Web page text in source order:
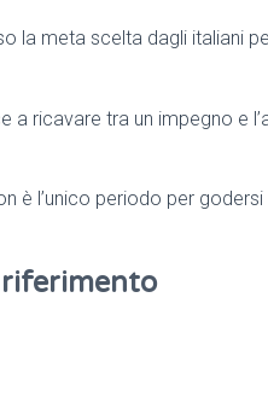
la meta scelta dagli italiani
ricavare tra un impegno e
è l’unico periodo per
riferimento